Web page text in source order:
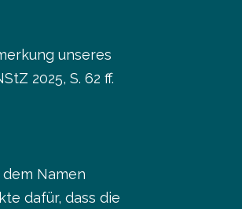
unseres
2025, S. 62 ff.
Namen
dafür, dass die